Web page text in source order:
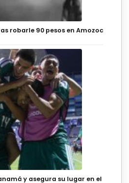
robarle 90 pesos en Amozoc
y asegura su lugar en el